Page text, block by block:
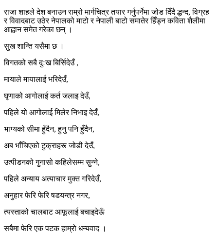
राजा शाहले देश बनाउन राम्रो मार्गचित्र तयार गर्नुपर्नेमा जोड दिँदै द्धन्द, विग्रह
र विवादबाट उठेर नेपालको माटो र नेपाली बाटो समातेर हिँड्न कविता शैलीमा
आह्वान समेत गरेका छन् ।
सुख शान्ति यसैमा छ ।
विगतको सबै दुःख बिर्सिदेउँ ,
मायाले मायालाई भरिदेउँ,
घृणाको आगोलाई कर्त जलाइ देउँ,
पहिले यो आगोलाई मिलेर निभाइ देउँ,
भाग्यको सीमा हुँदैन, हुनु पनि हुँदैन,
अब भाँचिएको टुक्राहरू जोडी देउँ,
उत्पीडनको गुनासो कहिलेसम्म सुन्ने,
पहिले अन्याय अत्याचार मुक्त गरिदेउँ,
अनुहार फेरि फेरि षडयन्त्र नगर,
त्यस्ताको चालबाट आफूलाई बचाइदेऊँ
सबैमा फेरि एक पटक हाम्रो धन्यवाद ।